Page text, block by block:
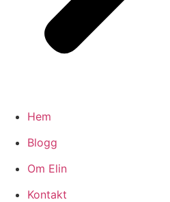
Hem
Blogg
Om Elin
Kontakt